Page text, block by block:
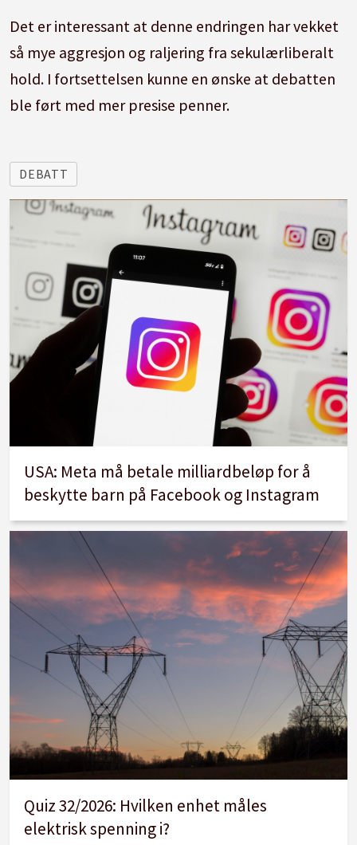
Det er interessant at denne endringen har vekket
så mye aggresjon og raljering fra sekulærliberalt
hold. I fortsettelsen kunne en ønske at debatten
ble ført med mer presise penner.
DEBATT
USA: Meta må betale milliardbeløp for å
beskytte barn på Facebook og Instagram
Quiz 32/2026: Hvilken enhet måles
elektrisk spenning i?